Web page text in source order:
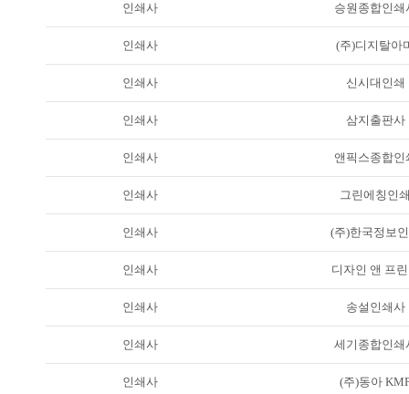
인쇄사 승원종합인쇄
인쇄사 (주)디지탈아
인쇄사 신시대인쇄
인쇄사 삼지출판사
인쇄사 앤픽스종합인
인쇄사 그린에칭인
인쇄사 (주)한국정보
인쇄사 디자인 앤 프
인쇄사 송설인쇄사
인쇄사 세기종합인쇄
인쇄사 (주)동아